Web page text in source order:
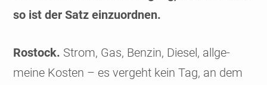
so ist der Satz einzuordnen.
Rostock. Strom, Gas, Benzin, Diesel, allge­
meine Kosten – es vergeht kein Tag, an dem